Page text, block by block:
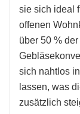
sie sich ideal
offenen
über 50 %
sich nahtlos
lassen, was
zusätzlich